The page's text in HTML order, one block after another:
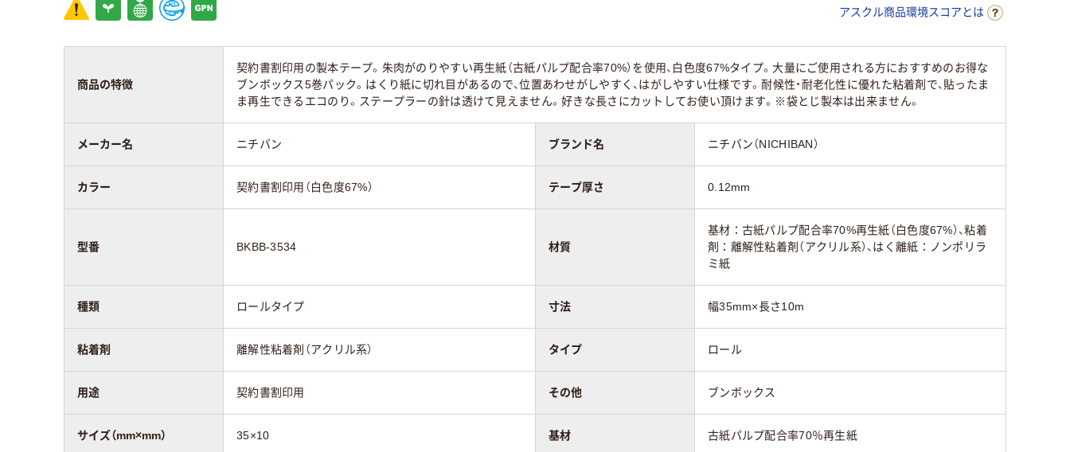
アスクル商品環境スコアとは
商品の特徴
契約書割印用の製本テープ。朱肉がのりやすい再生紙（古紙パルプ配合率70%）を使用、白色度67%タイプ。大量にご使用される方におすすめのお得な
ブンボックス5巻パック。はくり紙に切れ目があるので、位置あわせがしやすく、はがしやすい仕様です。耐候性・耐老化性に優れた粘着剤で、貼ったま
ま再生できるエコのり。ステープラーの針は透けて見えません。好きな長さにカットしてお使い頂けます。※袋とじ製本は出来ません。
メーカー名 ニチバン ブランド名 ニチバン（NICHIBAN）
カラー 契約書割印用（白色度67%） テープ厚さ 0.12mm
型番 BKBB-3534 材質
基材：古紙パルプ配合率70%再生紙（白色度67%）、粘着
剤：離解性粘着剤（アクリル系）、はく離紙：ノンポリラ
ミ紙
種類 ロールタイプ 寸法 幅35mm×長さ10m
粘着剤 離解性粘着剤（アクリル系） タイプ ロール
用途 契約書割印用 その他 ブンボックス
サイズ（mm×mm） 35×10 基材 古紙パルプ配合率70％再生紙